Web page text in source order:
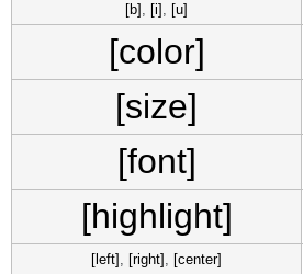
[b] , [i] , [u]
[color]
[size]
[font]
[highlight]
[left] , [right] , [center]